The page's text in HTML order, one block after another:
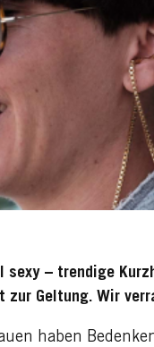
sexy – trendige
zur Geltung. Wir
haben